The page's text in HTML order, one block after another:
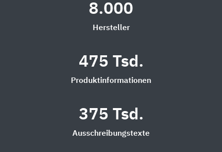
8.000
Hersteller
475 Tsd.
Produktinformationen
375 Tsd.
Ausschreibungstexte